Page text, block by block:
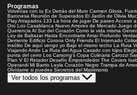
Programas
Volverías con tu Ex Detrás del Muro Carmen Gloria,
Baronesa Reunión de Superados El Jardín de Olivia
PlayAtrapados 133 La hora de jugar De paseoAcceso
Oro Los Casablanca Nuevo Amores de Mercado Juego
Querencia Al Sur del Corazón Como la vida misma
Ley de Baltazar Hasta Encontrarte Amar Profundo
Demente Edificio Corona Only Friends El Internado
insólito De aquí vengo yo Bajo el mismo techo La Ruta
Viajando Ando La Ruta del Agua Casado con hijos
punta del cerro Los Carsong's Copa Culinaria Carozzi
Plan V El Retador Desafío Emprendedor The Covers
Operandi Mi Barrio Leyla Corazón Negro Trampa de Amor
Olvídame si puedes Secretos del Matrimonio
Ver todos los programas